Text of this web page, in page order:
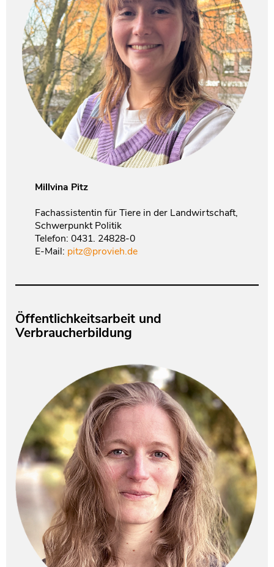
Millvina Pitz
Fachassistentin für Tiere in der Landwirtschaft,
Schwerpunkt Politik
Telefon: 0431. 24828-0
E-Mail: pitz@provieh.de
Öffentlichkeitsarbeit und
Verbraucherbildung